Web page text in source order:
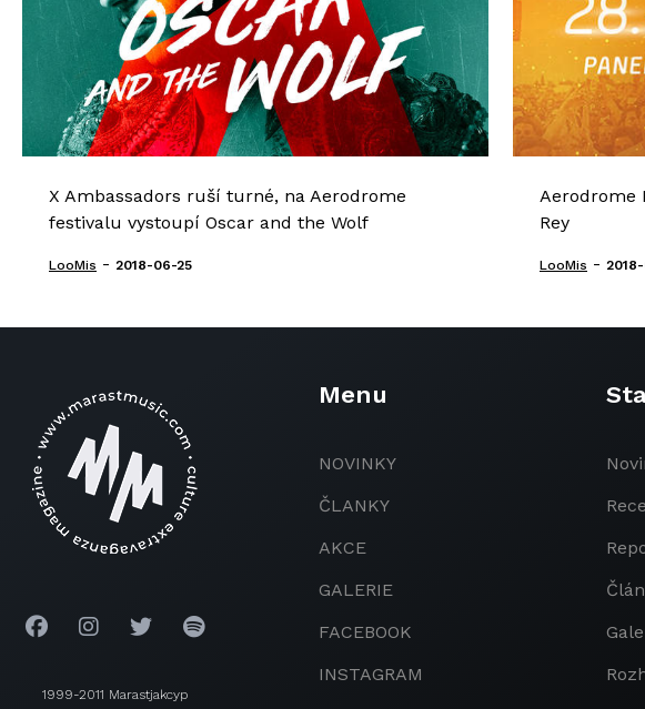
X Ambassadors ruší turné, na Aerodrome
festivalu vystoupí Oscar and the Wolf
LooMis - 2018-06-25
Aerodrome
Rey
LooMis -
1999-2011 Marastjakcyp
Menu
NOVINKY
ČLANKY
AKCE
GALERIE
FACEBOOK
INSTAGRAM